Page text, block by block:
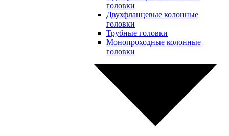
головки
Двухфланцевые колонные
головки
Трубные головки
Монопроходные колонные
головки